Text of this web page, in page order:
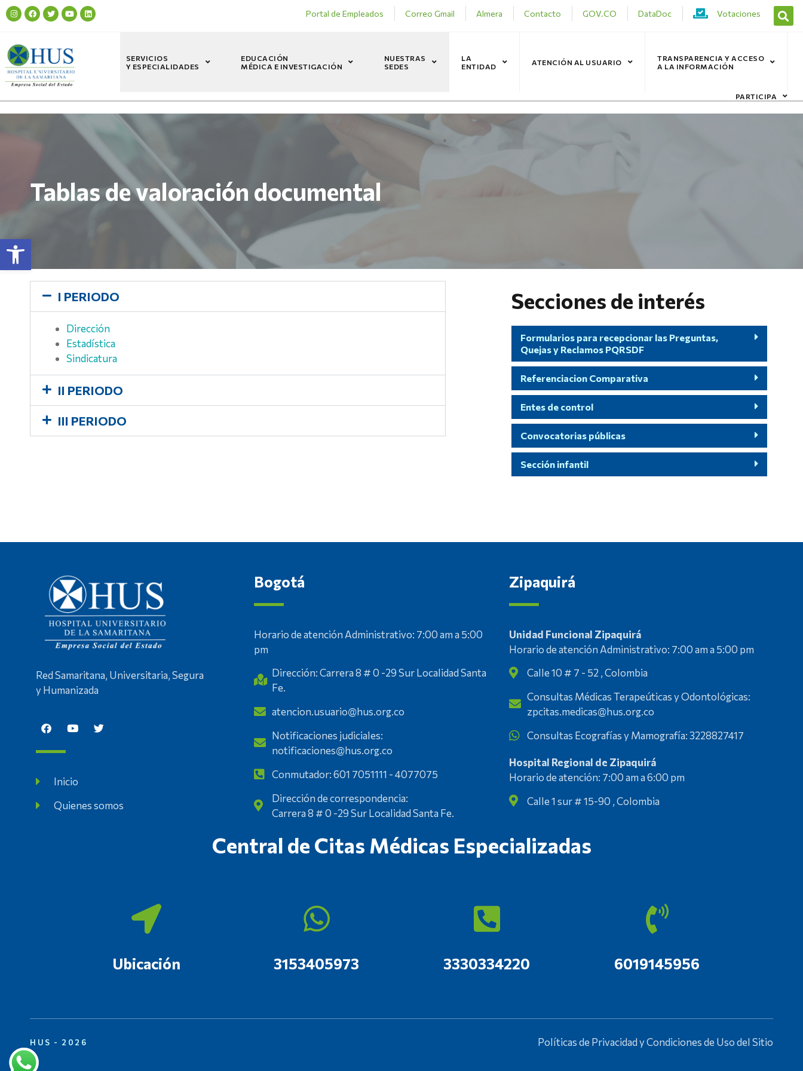
Abrir barra de herramientas
Portal de Empleados Correo Gmail Almera Contacto GOV.CO DataDoc Votaciones
SERVICIOS
Y ESPECIALIDADES
EDUCACIÓN
MÉDICA E INVESTIGACIÓN
NUESTRAS
SEDES
LA
ENTIDAD
ATENCIÓN AL USUARIO
TRANSPARENCIA Y ACCESO
A LA INFORMACIÓN
PARTICIPA
Tablas de valoración documental
I PERIODO
Dirección
Estadística
Sindicatura
II PERIODO
III PERIODO
Secciones de interés
Formularios para recepcionar las Preguntas,
Quejas y Reclamos PQRSDF
Referenciacion Comparativa
Entes de control
Convocatorias públicas
Sección infantil
Red Samaritana, Universitaria, Segura
y Humanizada
Inicio
Quienes somos
Bogotá
Horario de atención Administrativo: 7:00 am a 5:00
pm
Dirección: Carrera 8 # 0 -29 Sur Localidad Santa
Fe.
atencion.usuario@hus.org.co
Notificaciones judiciales:
notificaciones@hus.org.co
Conmutador: 601 7051111 - 4077075
Dirección de correspondencia:
Carrera 8 # 0 -29 Sur Localidad Santa Fe.
Zipaquirá
Unidad Funcional Zipaquirá
Horario de atención Administrativo: 7:00 am a 5:00 pm
Calle 10 # 7 - 52 , Colombia
Consultas Médicas Terapeúticas y Odontológicas:
zpcitas.medicas@hus.org.co
Consultas Ecografías y Mamografía: 3228827417
Hospital Regional de Zipaquirá
Horario de atención: 7:00 am a 6:00 pm
Calle 1 sur # 15-90 , Colombia
Central de Citas Médicas Especializadas
Ubicación 3153405973 3330334220 6019145956
HUS - 2026 Políticas de Privacidad y Condiciones de Uso del Sitio